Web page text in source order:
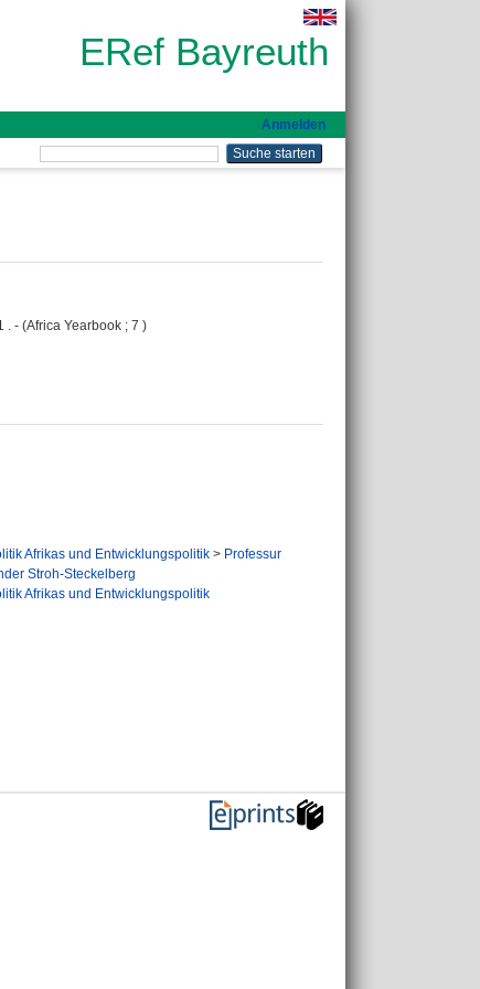
ERef Bayreuth
Anmelden
. - (Africa Yearbook ; 7 )
Afrikas und Entwicklungspolitik > Professur
Stroh-Steckelberg
Afrikas und Entwicklungspolitik